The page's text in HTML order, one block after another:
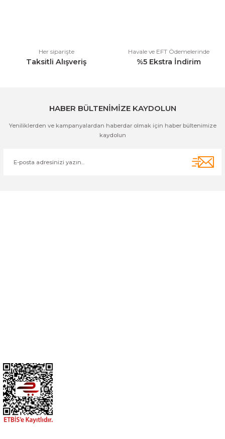
Her siparişte
Taksitli Alışveriş
Havale ve EFT Ödemelerinde
%5 Ekstra İndirim
HABER BÜLTENİMİZE KAYDOLUN
Yeniliklerden ve kampanyalardan haberdar olmak için haber bültenimize
kaydolun